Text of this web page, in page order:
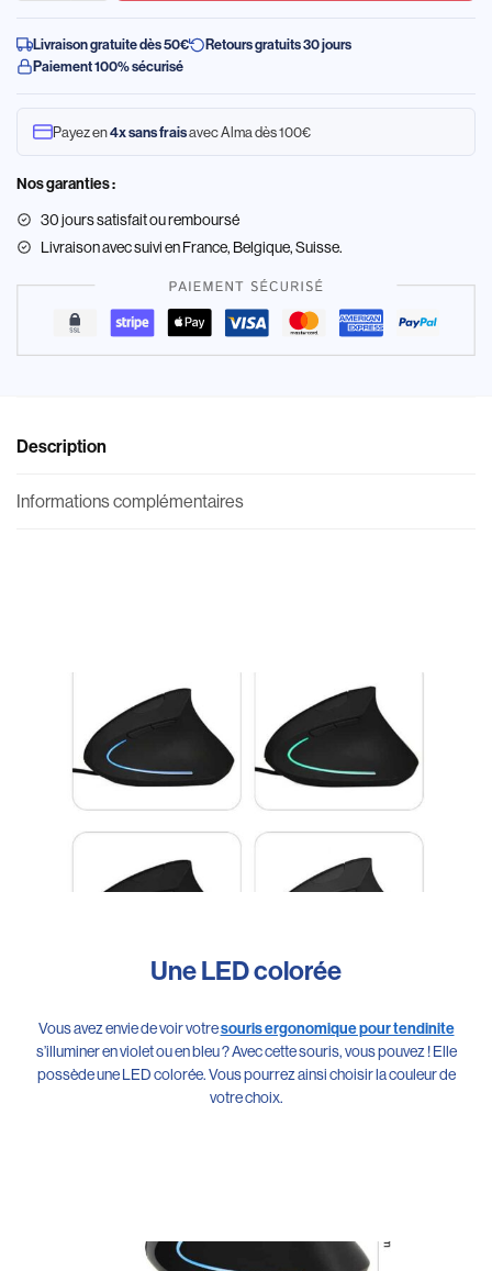
Livraison gratuite dès 50€
Retours gratuits 30 jours
Paiement 100% sécurisé
Payez en4x sans fraisavec Alma dès 100€
Nos garanties :
30 jours satisfait ou remboursé
Livraisonavec suivi en France, Belgique, Suisse.
Description
Informations complémentaires
Une LED colorée
Vous avez envie de voir votresouris ergonomique pour tendinite
s’illuminer en violet ou en bleu ? Avec cette souris, vous pouvez ! Elle
possède une LED colorée. Vous pourrez ainsi choisir la couleur de
votre choix.